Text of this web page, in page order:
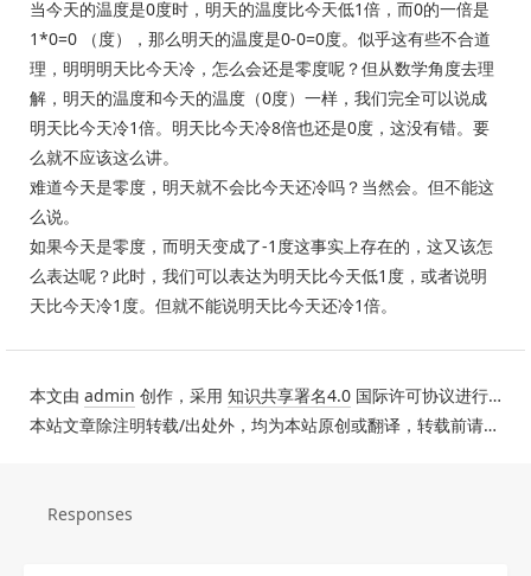
当今天的温度是0度时，明天的温度比今天低1倍，而0的一倍是
1*0=0 （度），那么明天的温度是0-0=0度。似乎这有些不合道
理，明明明天比今天冷，怎么会还是零度呢？但从数学角度去理
解，明天的温度和今天的温度（0度）一样，我们完全可以说成
明天比今天冷1倍。明天比今天冷8倍也还是0度，这没有错。要
么就不应该这么讲。
难道今天是零度，明天就不会比今天还冷吗？当然会。但不能这
么说。
如果今天是零度，而明天变成了-1度这事实上存在的，这又该怎
么表达呢？此时，我们可以表达为明天比今天低1度，或者说明
天比今天冷1度。但就不能说明天比今天还冷1倍。
本文由 admin 创作，采用 知识共享署名4.0 国际许可协议进行许可。
本站文章除注明转载/出处外，均为本站原创或翻译，转载前请务必署名。
Responses